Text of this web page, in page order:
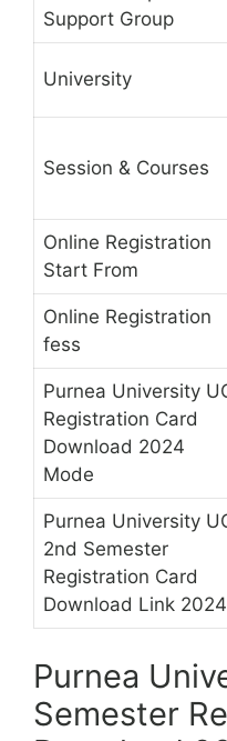
Support Group
University
Session & Courses
Online Registration
Start From
Online Registration
fess
Purnea University
Registration Card
Download 2024
Mode
Purnea University
2nd Semester
Registration Card
Download Link 2024
Purnea
Semester